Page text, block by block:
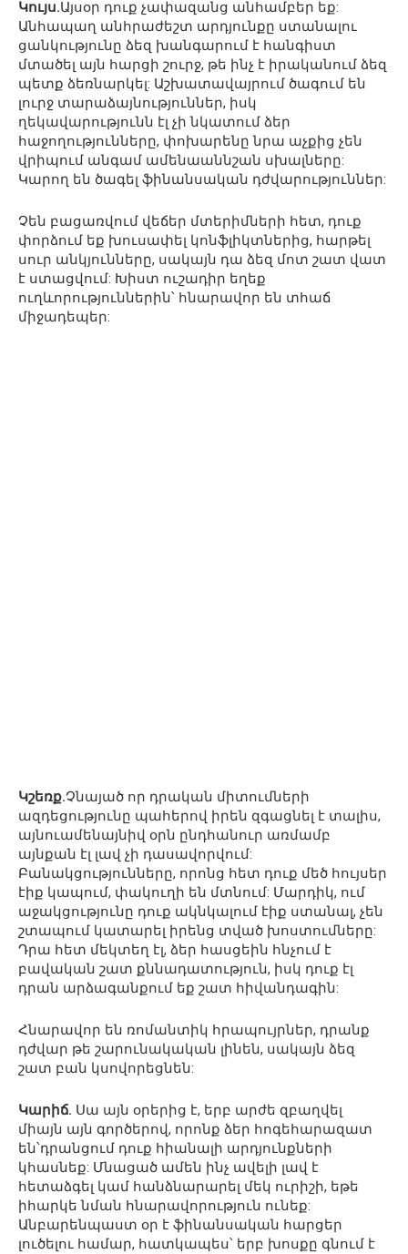
Կույս.Այսօր դուք չափազանց անհամբեր եք:
Անհապաղ անհրաժեշտ արդյունքը ստանալու
ցանկությունը ձեզ խանգարում է հանգիստ
մտածել այն հարցի շուրջ, թե ինչ է իրականում ձեզ
պետք ձեռնարկել: Աշխատավայրում ծագում են
լուրջ տարաձայնություններ, իսկ
ղեկավարությունն էլ չի նկատում ձեր
հաջողությունները, փոխարենը նրա աչքից չեն
վրիպում անգամ ամենաաննշան սխալները:
Կարող են ծագել ֆինանսական դժվարություններ:
Չեն բացառվում վեճեր մտերիմների հետ, դուք
փորձում եք խուսափել կոնֆլիկտներից, հարթել
սուր անկյունները, սակայն դա ձեզ մոտ շատ վատ
է ստացվում: Խիստ ուշադիր եղեք
ուղևորություններին՝ հնարավոր են տհաճ
միջադեպեր:
Կշեռք.Չնայած որ դրական միտումների
ազդեցությունը պահերով իրեն զգացնել է տալիս,
այնուամենայնիվ օրն ընդհանուր առմամբ
այնքան էլ լավ չի դասավորվում:
Բանակցությունները, որոնց հետ դուք մեծ հույսեր
էիք կապում, փակուղի են մտնում: Մարդիկ, ում
աջակցությունը դուք ակնկալում էիք ստանալ, չեն
շտապում կատարել իրենց տված խոստումները:
Դրա հետ մեկտեղ էլ, ձեր հասցեին հնչում է
բավական շատ քննադատություն, իսկ դուք էլ
դրան արձագանքում եք շատ հիվանդագին:
Հնարավոր են ռոմանտիկ հրապույրներ, դրանք
դժվար թե շարունակական լինեն, սակայն ձեզ
շատ բան կսովորեցնեն:
Կարիճ. Սա այն օրերից է, երբ արժե զբաղվել
միայն այն գործերով, որոնք ձեր հոգեհարազատ
են՝դրանցում դուք հիանալի արդյունքների
կհասնեք: Մնացած ամեն ինչ ավելի լավ է
հետաձգել կամ հանձնարարել մեկ ուրիշի, եթե
իհարկե նման հնարավորություն ունեք:
Անբարենպաստ օր է ֆինանսական հարցեր
լուծելու համար, հատկապես՝ երբ խոսքը գնում է